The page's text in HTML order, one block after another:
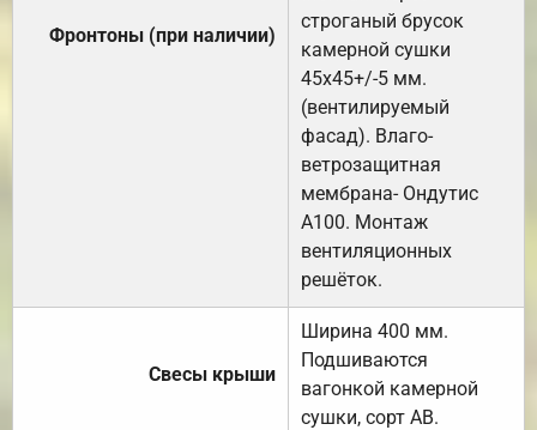
Фронтоны (при наличии)
строганый брусок
камерной сушки
45х45+/-5 мм.
(вентилируемый
фасад). Влаго-
ветрозащитная
мембрана- Ондутис
А100. Монтаж
вентиляционных
решёток.
Свесы крыши
Ширина 400 мм.
Подшиваются
вагонкой камерной
сушки, сорт АВ.